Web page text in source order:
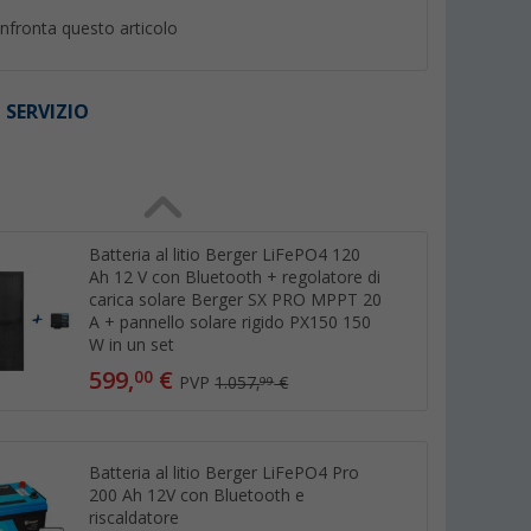
questo articolo
Batteria al litio Berger LiFePO4 120
Ah 12 V con Bluetooth + regolatore di
carica solare Berger SX PRO MPPT 20
A + pannello solare rigido PX150 150
W in un set
599,00 € PVP1.057,99€
Batteria al litio Berger LiFePO4 Pro
200 Ah 12V con Bluetooth e
riscaldatore
Energy
Batteria al litio Berger
LiFePO4 Eco 100 Ah 12V
269,- €